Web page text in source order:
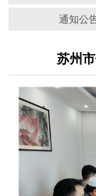
通知公
苏州